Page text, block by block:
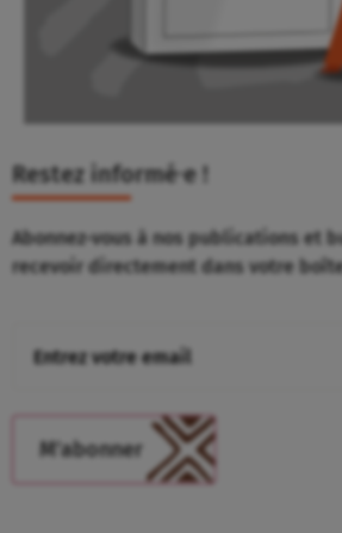
Restez informé⸱e !
Abonnez-vous à nos publications et
recevoir directement dans votre boîte